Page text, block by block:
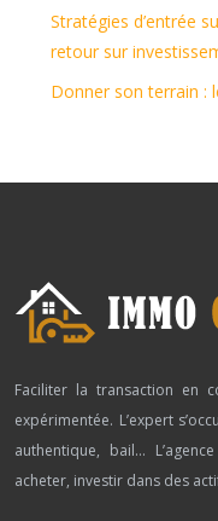
Stratégies d’entrée
retour sur
Donner son terrain :
Faciliter la transaction en
expérimentée. L’expert
authentique, bail…
acheter, investir dans des